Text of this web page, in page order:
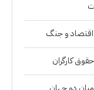
اقتصاد و جنگ